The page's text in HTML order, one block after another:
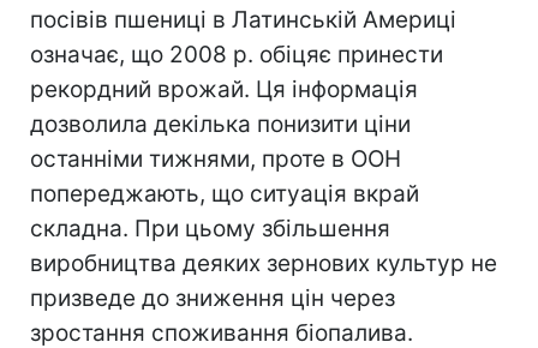
посівів пшениці в Латинській Америці
означає, що 2008 р. обіцяє принести
рекордний врожай. Ця інформація
дозволила декілька понизити ціни
останніми тижнями, проте в ООН
попереджають, що ситуація вкрай
складна. При цьому збільшення
виробництва деяких зернових культур не
призведе до зниження цін через
зростання споживання біопалива.